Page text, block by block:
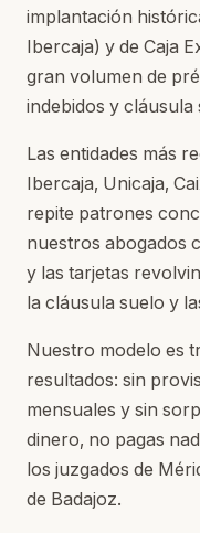
implantación
Ibercaja) y de Caja
gran volumen de
indebidos y
Las entidades más
Ibercaja, Unicaja,
repite patrones
nuestros abogados
y las tarjetas
la cláusula suelo y
Nuestro modelo es
resultados: sin
mensuales y sin
dinero, no pagas
los juzgados de
de Badajoz.